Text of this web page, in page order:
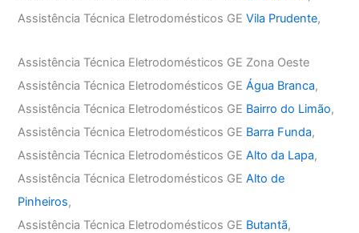
Assistência Técnica Eletrodomésticos GEVila Prudente,
Assistência Técnica Eletrodomésticos GE Zona Oeste
Assistência Técnica Eletrodomésticos GEÁgua Branca,
Assistência Técnica Eletrodomésticos GE Bairro do Limão,
Assistência Técnica Eletrodomésticos GE Barra Funda,
Assistência Técnica Eletrodomésticos GEAlto da Lapa,
Assistência Técnica Eletrodomésticos GEAlto de
Pinheiros,
Assistência Técnica Eletrodomésticos GE Butantã,